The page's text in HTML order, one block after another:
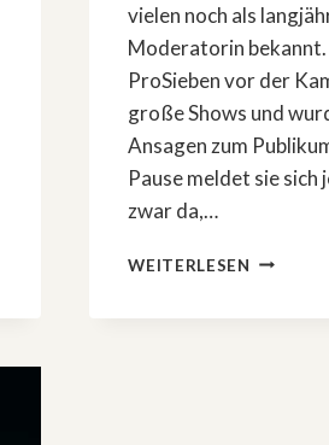
vielen noch als
Moderatorin
ProSieben vor der
große Shows und
Ansagen zum
Pause meldet sie sich
zwar da,…
WEITERLESEN